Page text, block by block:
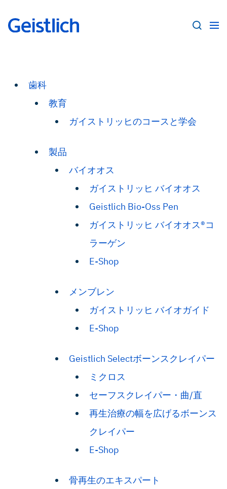
歯科
教育
ガイストリッヒのコースと学会
製品
バイオオス
ガイストリッヒ バイオオス
Geistlich Bio-Oss Pen
ガイストリッヒ バイオオス®コ
ラーゲン
E-Shop
メンブレン
ガイストリッヒ バイオガイド
E-Shop
Geistlich Selectボーンスクレイパー
ミクロス
セーフスクレイパー・曲/直
再生治療の幅を広げるボーンス
クレイパー
E-Shop
骨再生のエキスパート